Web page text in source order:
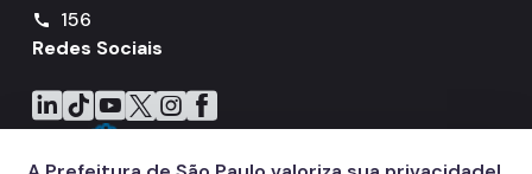
call
156
Redes Sociais
Icone do LinkedIn
Icone do TikTok
Icone do YouTube
Icone do X
Icone do Instagram
Icone do Facebook